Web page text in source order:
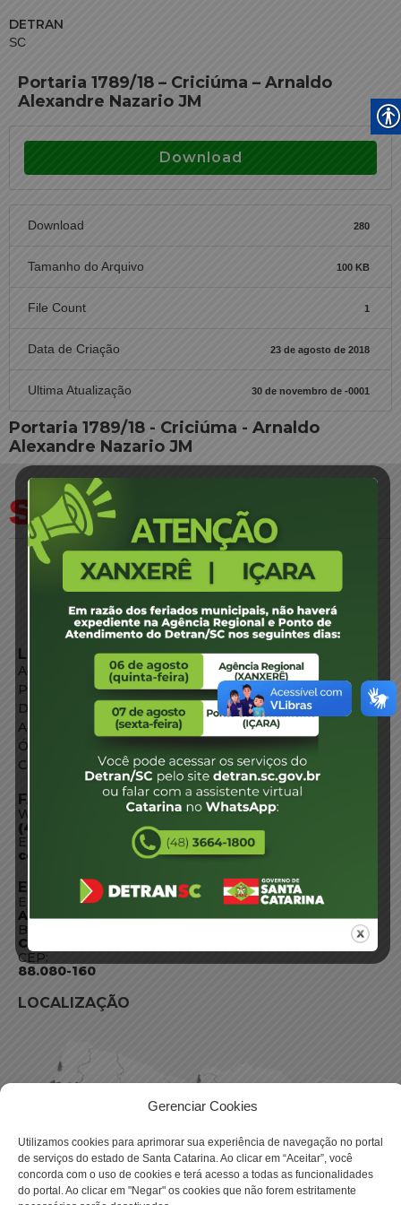
Gerenciar Cookies
Utilizamos cookies para aprimorar sua experiência de navegação no portal
de serviços do estado de Santa Catarina. Ao clicar em “Aceitar”, você
concorda com o uso de cookies e terá acesso a todas as funcionalidades
do portal. Ao clicar em "Negar" os cookies que não forem estritamente
DETRAN
SC
Portaria 1789/18 – Criciúma – Arnaldo
Alexandre Nazario JM
Download
Download 280
Tamanho do Arquivo 100 KB
File Count 1
Data de Criação 23 de agosto de 2018
Ultima Atualização 30 de novembro de -0001
Portaria 1789/18 - Criciúma - Arnaldo
Alexandre Nazario JM
LINKS EXTERNOS
Agência de Notícias
Portal de Serviços
Diário Oficial
Acesso à Informação
Órgãos do Governo
Conheça SC
FALE CONOSCO
WhatsApp:
(48) 3664-1800
E-mail:
centraldeinformacoes@detran.sc.gov.br
ENDEREÇO
Endereço:
Av. Almirante Tamandaré - 480
Bairro:
Coqueiros, Florianópolis SC
CEP:
88.080-160
LOCALIZAÇÃO